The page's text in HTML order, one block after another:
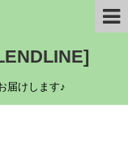
届けします♪